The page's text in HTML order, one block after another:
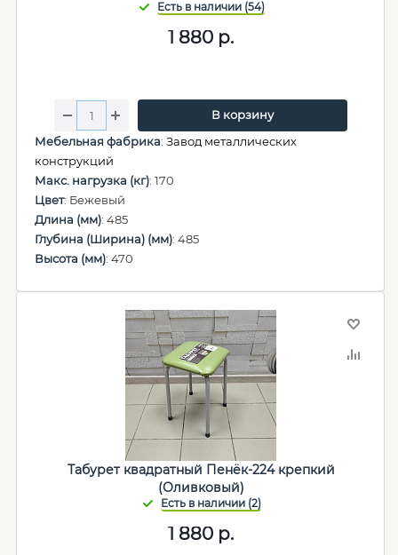
1 880 р.
В корзину
Мебельная фабрика: Завод металлических
конструкций
Макс. нагрузка (кг): 170
Цвет: Бежевый
Длина (мм): 485
Глубина (Ширина) (мм): 485
Высота (мм): 470
Табурет квадратный Пенёк-224 крепкий
(Оливковый)
1 880 р.